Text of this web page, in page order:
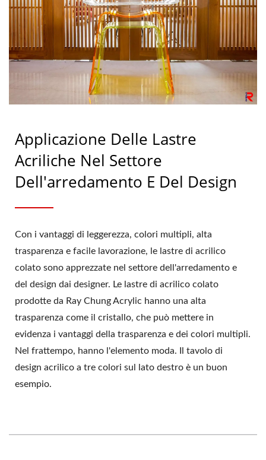
Taiwan | Ray Chung
Applicazione Delle Lastre
Acriliche Nel Settore
Dell'arredamento E Del Design
Con i vantaggi di leggerezza, colori multipli, alta
trasparenza e facile lavorazione, le lastre di acrilico
colato sono apprezzate nel settore dell'arredamento e
del design dai designer. Le lastre di acrilico colato
prodotte da Ray Chung Acrylic hanno una alta
trasparenza come il cristallo, che può mettere in
evidenza i vantaggi della trasparenza e dei colori multipli.
Nel frattempo, hanno l'elemento moda. Il tavolo di
design acrilico a tre colori sul lato destro è un buon
esempio.